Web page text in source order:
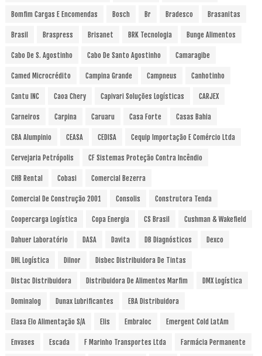
Bomfim Cargas E Encomendas Bosch Br Bradesco Brasanitas
Brasil Braspress Brisanet BRK Tecnologia Bunge Alimentos
Cabo De S. Agostinho Cabo De Santo Agostinho Camaragibe
Camed Microcrédito Campina Grande Campneus Canhotinho
Cantu INC Caoa Chery Capivari Soluções Logísticas CARJEX
Carneiros Carpina Caruaru Casa Forte Casas Bahia
CBA Alumpinio CEASA CEDISA Cequip Importação E Comércio Ltda
Cervejaria Petrópolis CF Sistemas Proteção Contra Incêndio
CHB Rental Cobasi Comercial Bezerra
Comercial De Construção 2001 Consolis Construtora Tenda
Coopercarga Logística Copa Energia CS Brasil Cushman & Wakefield
Dahuer Laboratório DASA Davita DB Diagnósticos Dexco
DHL Logística Dilnor Disbec Distribuidora De Tintas
Distac Distribuidora Distribuidora De Alimentos Marfim DMX Logística
Dominalog Dunax Lubrificantes EBA Distribuidora
Elasa Elo Alimentação S/A Elis Embraloc Emergent Cold LatAm
Envases Escada F Marinho Transportes Ltda Farmácia Permanente